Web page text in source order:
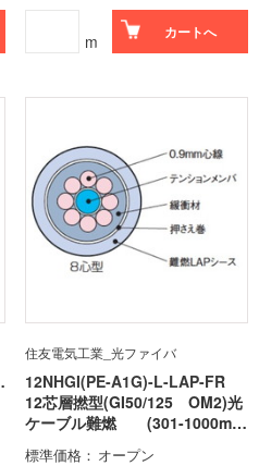
m カートへ
住友電気工業_光ファイバ
12NHGI(PE-A1G)-L-LAP-FR
12芯層撚型(GI50/125 OM2)光
ケーブル難燃 (301-1000m-
ロット価格)
標準価格
オープン